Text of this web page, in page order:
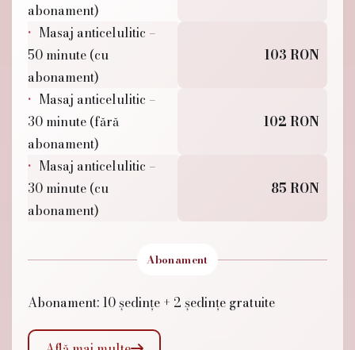
abonament)
Masaj anticelulitic –
50 minute (cu
abonament)
103 RON
Masaj anticelulitic –
30 minute (fără
abonament)
102 RON
Masaj anticelulitic –
30 minute (cu
abonament)
85 RON
Abonament
Abonament: 10 ședințe + 2 ședințe gratuite